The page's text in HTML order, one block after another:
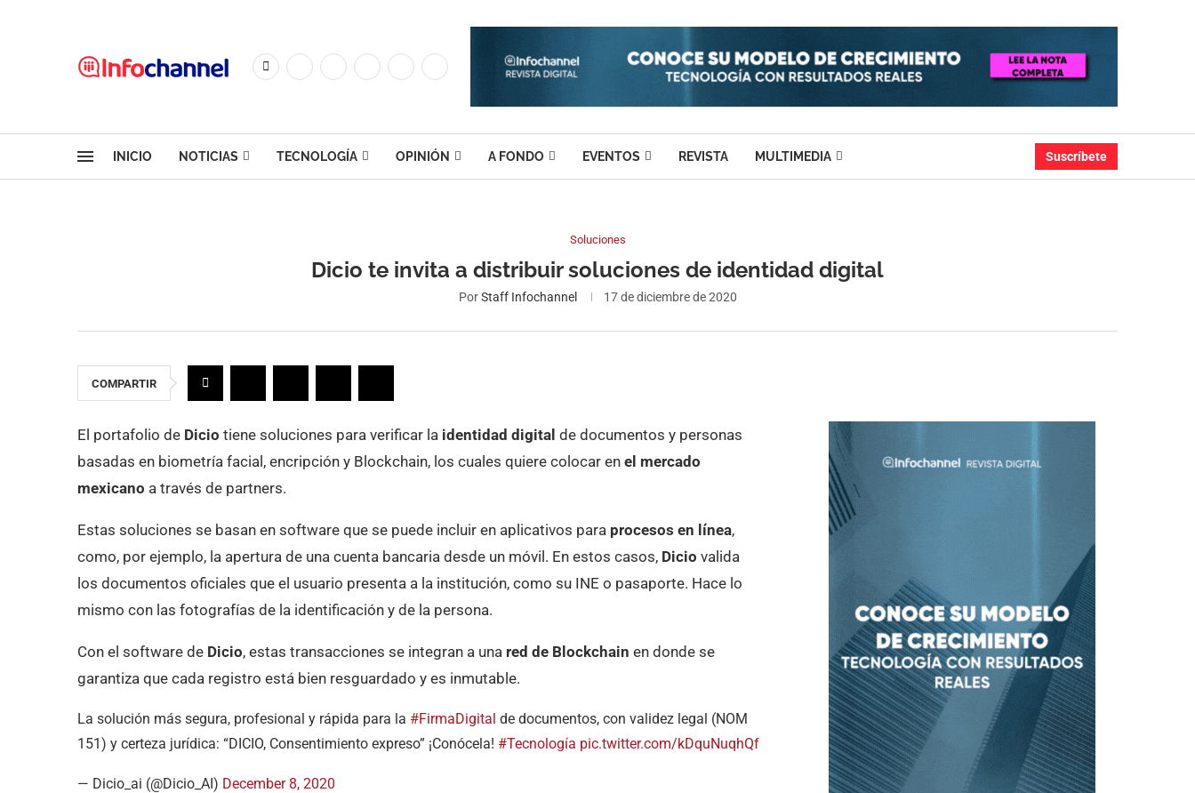
INICIO NOTICIAS TECNOLOGÍA OPINIÓN A FONDO EVENTOS REVISTA MULTIMEDIA Suscríbete
Soluciones
Dicio te invita a distribuir soluciones de identidad digital
PorStaff Infochannel 17 de diciembre de 2020
COMPARTIR
El portafolio de Dicio tiene soluciones para verificar la identidad digital de documentos y personas
basadas en biometría facial, encripción y Blockchain, los cuales quiere colocar en el mercado
mexicano a través de partners.
Estas soluciones se basan en software que se puede incluir en aplicativos para procesos en línea,
como, por ejemplo, la apertura de una cuenta bancaria desde un móvil. En estos casos, Dicio valida
los documentos oficiales que el usuario presenta a la institución, como su INE o pasaporte. Hace lo
mismo con las fotografías de la identificación y de la persona.
Con el software de Dicio, estas transacciones se integran a una red de Blockchain en donde se
garantiza que cada registro está bien resguardado y es inmutable.
La solución más segura, profesional y rápida para la #FirmaDigital de documentos, con validez legal (NOM
151) y certeza jurídica: “DICIO, Consentimiento expreso” ¡Conócela! #Tecnología pic.twitter.com/kDquNuqhQf
— Dicio_ai (@Dicio_AI) December 8, 2020